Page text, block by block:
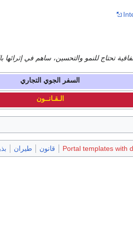
تحتاج للنمو والتحسين، ساهم في
السفر الجوي التجاري
الـقـانــون
Portal templates with قانون طيران